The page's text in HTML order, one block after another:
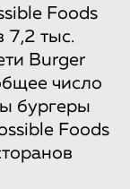
Foods
7,2 тыс.
Burger
число
бургеры
Foods